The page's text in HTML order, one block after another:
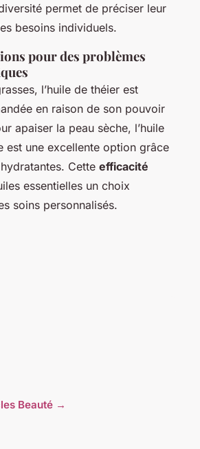
permet de préciser leur
besoins individuels.
pour des problèmes
l’huile de théier est
en raison de son pouvoir
apaiser la peau sèche, l’huile
est une excellente option grâce
Cette efficacité
essentielles un choix
soins personnalisés.
Beauté →